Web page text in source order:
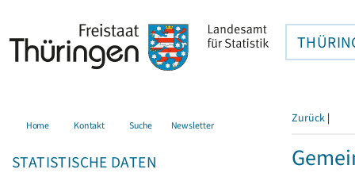
Home Kontakt Suche Newsletter
STATISTISCHE DATEN
Zurück |